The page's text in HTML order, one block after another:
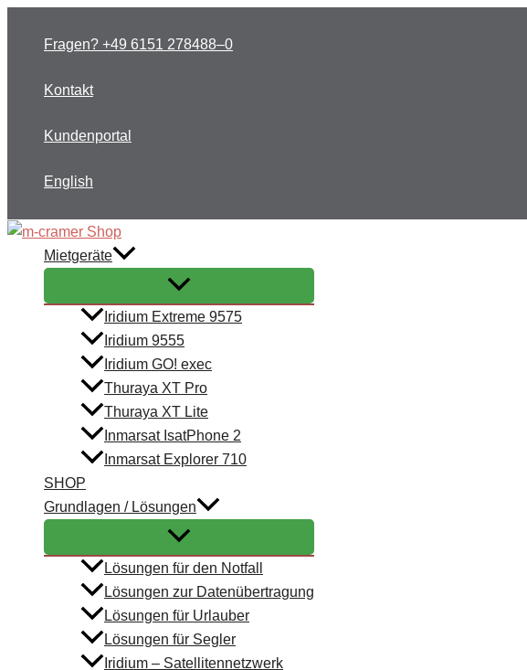
Fragen? +49 6151 278488–0
Kontakt
Kundenportal
English
Mietgeräte
Iridium Extreme 9575
Iridium 9555
Iridium GO! exec
Thuraya XT Pro
Thuraya XT Lite
Inmarsat IsatPhone 2
Inmarsat Explorer 710
SHOP
Grundlagen / Lösungen
Lösungen für den Notfall
Lösungen zur Datenübertragung
Lösungen für Urlauber
Lösungen für Segler
Iridium – Satellitennetzwerk